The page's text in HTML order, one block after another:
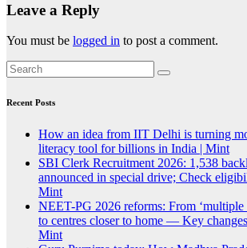
Leave a Reply
You must be logged in to post a comment.
Recent Posts
How an idea from IIT Delhi is turning
literacy tool for billions in India | Mint
SBI Clerk Recruitment 2026: 1,538
announced in special drive; Check
Mint
NEET-PG 2026 reforms: From ‘multiple
to centres closer to home — Key
Mint